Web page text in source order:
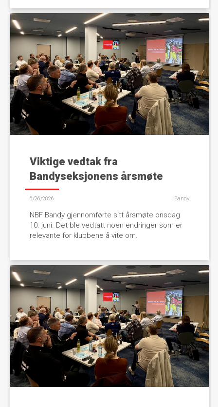
Viktige vedtak fra
Bandyseksjonens årsmøte
6/26/2026 Bandy
NBF Bandy gjennomførte sitt årsmøte onsdag
10. juni. Det ble vedtatt noen endringer som er
relevante for klubbene å vite om.